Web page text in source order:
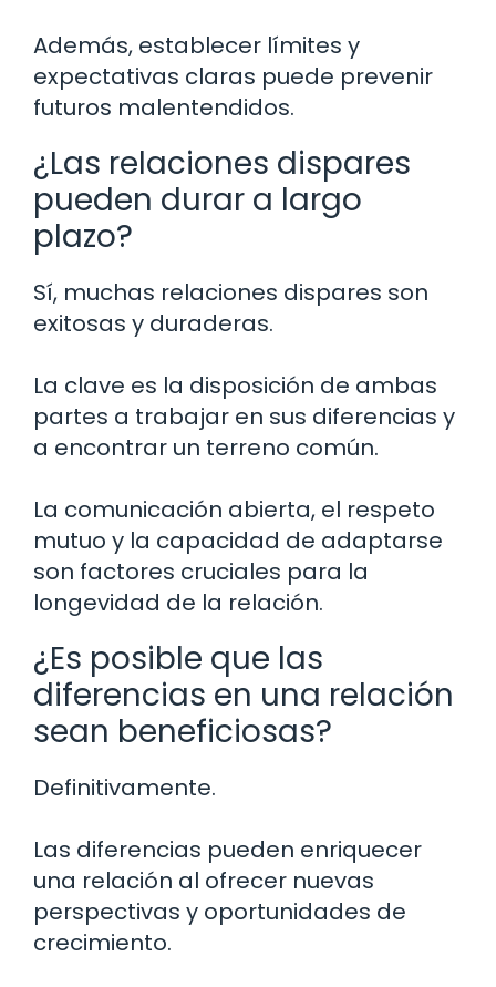
Además, establecer límites y
expectativas claras puede prevenir
futuros malentendidos.
¿Las relaciones dispares
pueden durar a largo
plazo?
Sí, muchas relaciones dispares son
exitosas y duraderas.
La clave es la disposición de ambas
partes a trabajar en sus diferencias y
a encontrar un terreno común.
La comunicación abierta, el respeto
mutuo y la capacidad de adaptarse
son factores cruciales para la
longevidad de la relación.
¿Es posible que las
diferencias en una relación
sean beneficiosas?
Definitivamente.
Las diferencias pueden enriquecer
una relación al ofrecer nuevas
perspectivas y oportunidades de
crecimiento.